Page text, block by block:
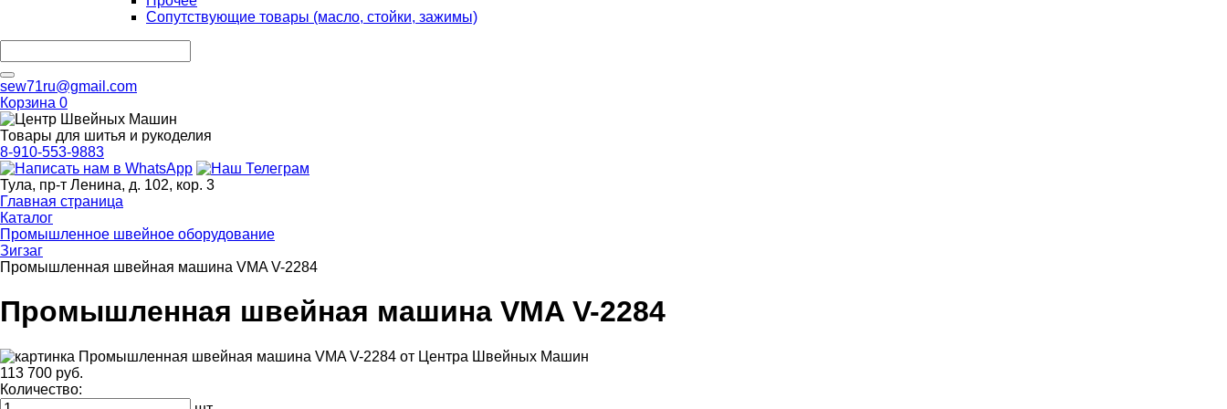
Сопутствующие товары (масло, стойки, зажимы)
sew71ru@gmail.com
Корзина 0
Товары для шитья и рукоделия
8-910-553-9883
Тула, пр-т Ленина, д. 102, кор. 3
Главная страница
Каталог
Промышленное швейное оборудование
Зигзаг
Промышленная швейная машина VMA V-2284
Промышленная швейная машина VMA V-2284
113 700 руб.
Количество: